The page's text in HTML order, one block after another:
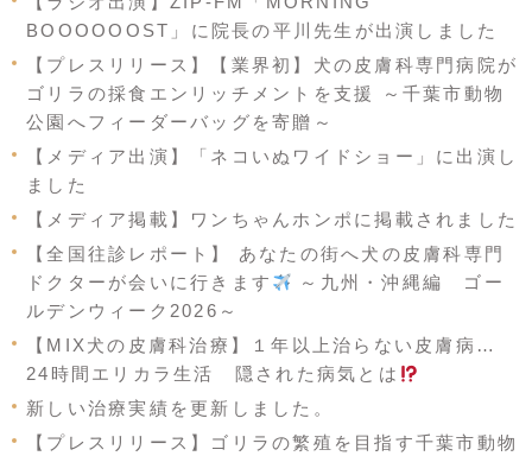
BOOOOOOST」に院長の平川先生が出演しました
【プレスリリース】【業界初】犬の皮膚科専門病院が
ゴリラの採食エンリッチメントを支援 ～千葉市動物
公園へフィーダーバッグを寄贈～
【メディア出演】「ネコいぬワイドショー」に出演し
ました
【メディア掲載】ワンちゃんホンポに掲載されました
【全国往診レポート】 あなたの街へ犬の皮膚科専門
ドクターが会いに行きます
～九州・沖縄編 ゴー
ルデンウィーク2026～
【MIX犬の皮膚科治療】１年以上治らない皮膚病…
24時間エリカラ生活 隠された病気とは
新しい治療実績を更新しました。
【プレスリリース】ゴリラの繁殖を目指す千葉市動物